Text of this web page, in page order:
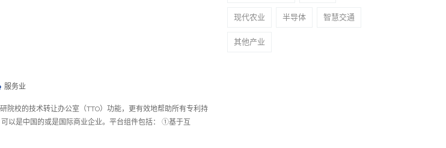
服务业
院校的技术转让办公室（TTO）功能，更有效地帮助所有专利持
以是中国的或是国际商业企业。平台组件包括： ①基于互
现代农业 半导体 智慧交通
其他产业